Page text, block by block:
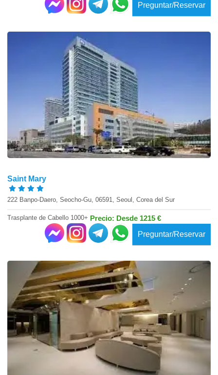
Preguntar/Reservar
Saint Mary
222 Banpo-Daero, Seocho-Gu, 06591, Seoul, Corea del Sur
Trasplante de Cabello 1000+ Precio: Desde 1215 €
Preguntar/Reservar